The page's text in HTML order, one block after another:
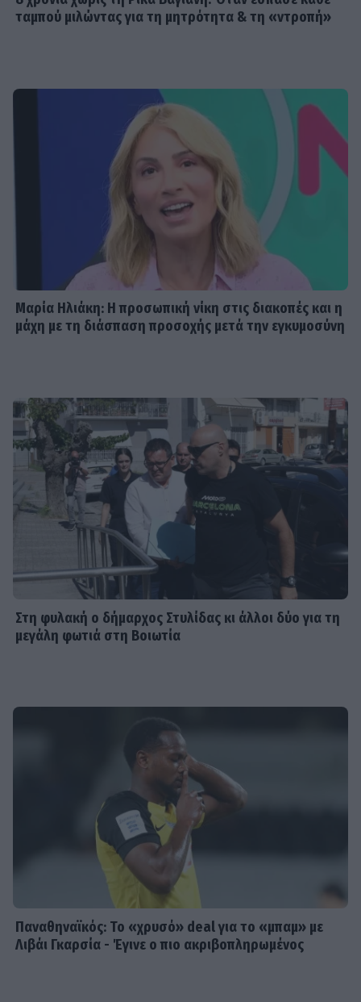
ταμπού μιλώντας για τη μητρότητα & τη «ντροπή»
Μαρία Ηλιάκη: Η προσωπική νίκη στις διακοπές και η
μάχη με τη διάσπαση προσοχής μετά την εγκυμοσύνη
Στη φυλακή ο δήμαρχος Στυλίδας κι άλλοι δύο για τη
μεγάλη φωτιά στη Βοιωτία
Παναθηναϊκός: Το «χρυσό» deal για το «μπαμ» με
Λιβάι Γκαρσία - Έγινε ο πιο ακριβοπληρωμένος